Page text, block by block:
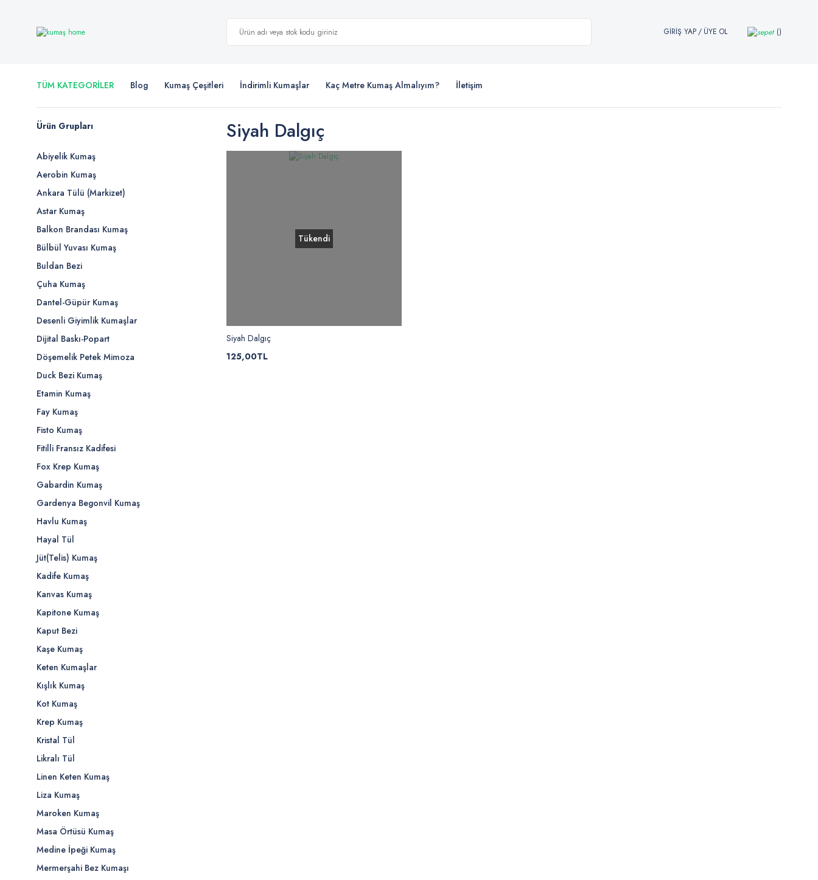
GİRİŞ YAP/ ÜYE OL
TÜM KATEGORİLER Blog Kumaş Çeşitleri İndirimli Kumaşlar Kaç Metre Kumaş Almalıyım? İletişim
Ürün Grupları
Abiyelik Kumaş
Aerobin Kumaş
Ankara Tülü (Markizet)
Astar Kumaş
Balkon Brandası Kumaş
Bülbül Yuvası Kumaş
Buldan Bezi
Çuha Kumaş
Dantel-Güpür Kumaş
Desenli Giyimlik Kumaşlar
Dijital Baskı-Popart
Döşemelik Petek Mimoza
Duck Bezi Kumaş
Etamin Kumaş
Fay Kumaş
Fisto Kumaş
Fitilli Fransız Kadifesi
Fox Krep Kumaş
Gabardin Kumaş
Gardenya Begonvil Kumaş
Havlu Kumaş
Hayal Tül
Jüt(Telis) Kumaş
Kadife Kumaş
Kanvas Kumaş
Kapitone Kumaş
Kaput Bezi
Kaşe Kumaş
Keten Kumaşlar
Kışlık Kumaş
Kot Kumaş
Krep Kumaş
Kristal Tül
Likralı Tül
Linen Keten Kumaş
Liza Kumaş
Maroken Kumaş
Masa Örtüsü Kumaş
Medine İpeği Kumaş
Mermerşahi Bez Kumaşı
Siyah Dalgıç
Tükendi
Siyah Dalgıç
125,00TL